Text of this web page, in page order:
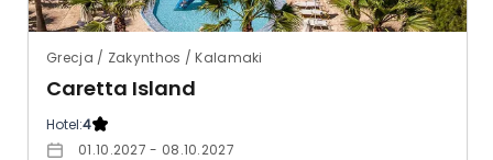
Grecja / Zakynthos / Kalamaki
Caretta Island
Hotel:4
01.10.2027 - 08.10.2027